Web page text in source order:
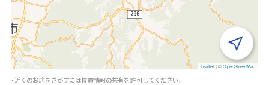
Leaflet |©OpenStreetMap
・近くのお店をさがすには位置情報の共有を許可してください。